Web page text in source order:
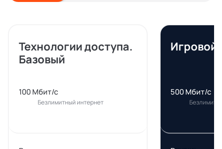
Технологии доступа.
Базовый
100 Мбит/с
Безлимитный интернет
Игровой
500 Мбит/с